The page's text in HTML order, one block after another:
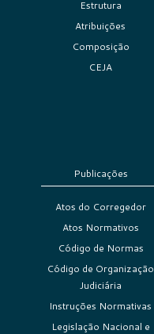
Estrutura
Atribuições
Composição
CEJA
Publicações
Atos do Corregedor
Atos Normativos
Código de Normas
Código de Organização
Judiciária
Instruções Normativas
Legislação Nacional e